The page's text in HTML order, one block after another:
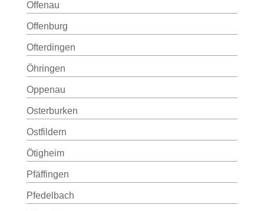
Offenau
Offenburg
Ofterdingen
Öhringen
Oppenau
Osterburken
Ostfildern
Ötigheim
Pfäffingen
Pfedelbach